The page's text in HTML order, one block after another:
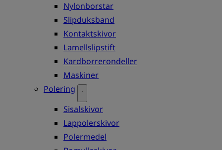
Nylonborstar
Slipduksband
Kontaktskivor
Lamellslipstift
Kardborrerondeller
Maskiner
Polering
Sisalskivor
Lappolerskivor
Polermedel